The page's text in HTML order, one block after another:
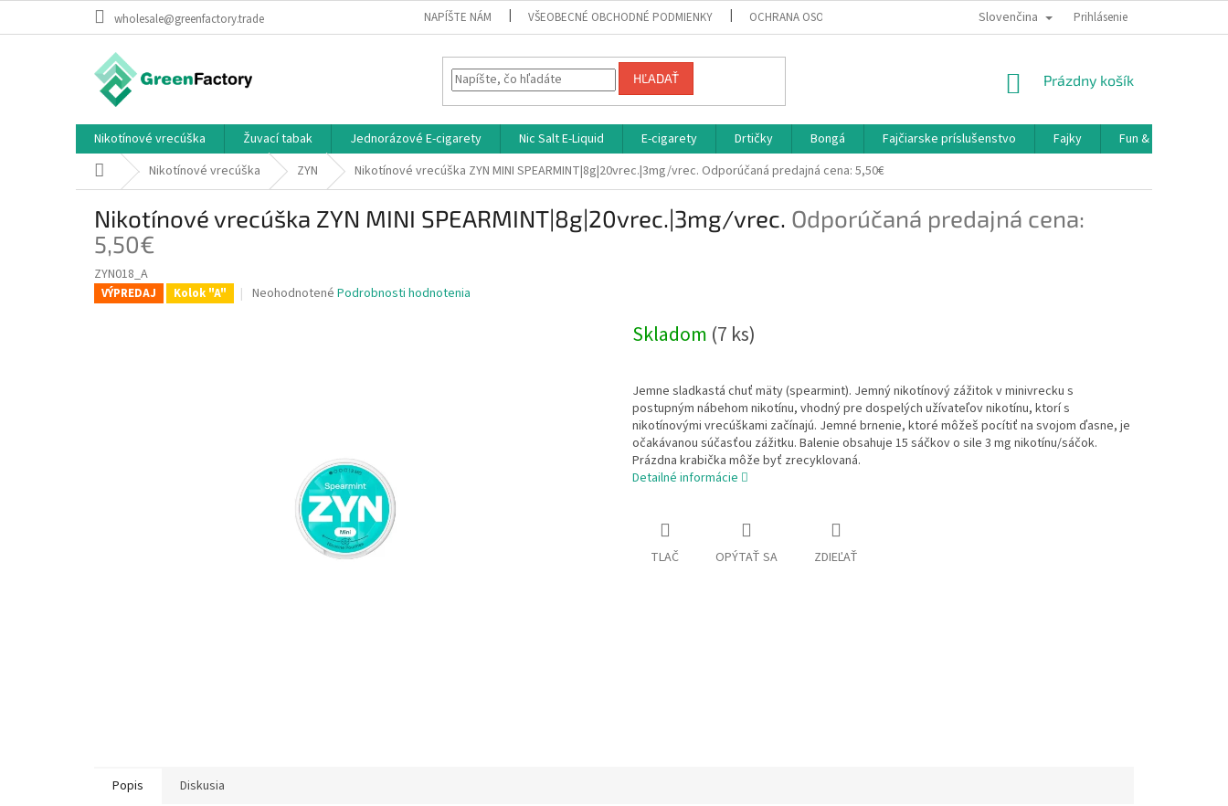
wholesale@greenfactory.trade NAPÍŠTE NÁM VŠEOBECNÉ OBCHODNÉ PODMIENKY OCHRANA OSOBNÝCH ÚDAJOV DOPRAVA A PLATBA
Slovenčina Prihlásenie
HĽADAŤ
NÁKUPNÝ
Prázdny košík
Nikotínové vrecúška Žuvací tabak Jednorázové E-cigarety Nic Salt E-Liquid E-cigarety Drtičky Bongá Fajčiarske príslušenstvo Fajky
Fun & Games
DomovNikotínové vrecúška ZYN Nikotínové vrecúška ZYN MINI SPEARMINT|8g|20vrec.|3mg/vrec. Odporúčaná predajná cena: 5,50€
Nikotínové vrecúška ZYN MINI SPEARMINT|8g|20vrec.|3mg/vrec. Odporúčaná predajná cena:
5,50€
ZYN018_A
VÝPREDAJ Kolok "A"
Priemerné
Neohodnotené Podrobnosti hodnotenia
Skladom (7 ks)
Jemne sladkastá chuť mäty (spearmint). Jemný nikotínový zážitok v minivrecku s
postupným nábehom nikotínu, vhodný pre dospelých užívateľov nikotínu, ktorí s
nikotínovými vrecúškami začínajú. Jemné brnenie, ktoré môžeš pocítiť na svojom ďasne, je
očakávanou súčasťou zážitku. Balenie obsahuje 15 sáčkov o sile 3 mg nikotínu/sáčok.
Prázdna krabička môže byť zrecyklovaná.
Detailné informácie
TLAČ OPÝTAŤ SA ZDIEĽAŤ
Popis Diskusia